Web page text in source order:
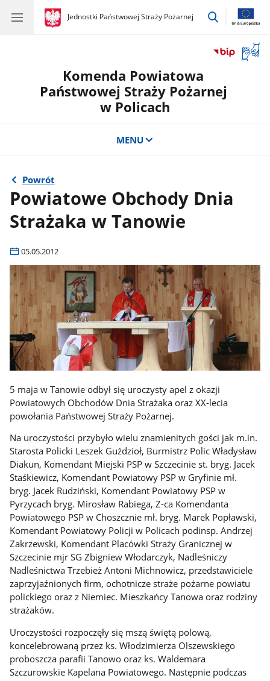
gov.pl
Jednostki Państwowej Straży Pożarnej
gov.pl
Jednostki
przejdź
okno
Komenda Powiatowa
Państwowej Straży Pożarnej
w Policach
MENU
Powrót
Powiatowe Obchody Dnia
Strażaka w Tanowie
05.05.2012
5 maja w Tanowie odbył się uroczysty apel z okazji
Powiatowych Obchodów Dnia Strażaka oraz XX-lecia
powołania Państwowej Straży Pożarnej.
Na uroczystości przybyło wielu znamienitych gości jak m.in.
Starosta Policki Leszek Guździoł, Burmistrz Polic Władysław
Diakun, Komendant Miejski PSP w Szczecinie st. bryg. Jacek
Staśkiewicz, Komendant Powiatowy PSP w Gryfinie mł.
bryg. Jacek Rudziński, Komendant Powiatowy PSP w
Pyrzycach bryg. Mirosław Rabiega, Z-ca Komendanta
Powiatowego PSP w Choszcznie mł. bryg. Marek Popławski,
Komendant Powiatowy Policji w Policach podinsp. Andrzej
Zakrzewski, Komendant Placówki Straży Granicznej w
Szczecinie mjr SG Zbigniew Włodarczyk, Nadleśniczy
Nadleśnictwa Trzebież Antoni Michnowicz, przedstawiciele
zaprzyjaźnionych firm, ochotnicze straże pożarne powiatu
polickiego oraz z Niemiec. Mieszkańcy Tanowa oraz rodziny
strażaków.
Uroczystości rozpoczęły się mszą świętą polową,
koncelebrowaną przez ks. Włodzimierza Olszewskiego
proboszcza parafii Tanowo oraz ks. Waldemara
Szczurowskie Kapelana Powiatowego. Następnie podczas